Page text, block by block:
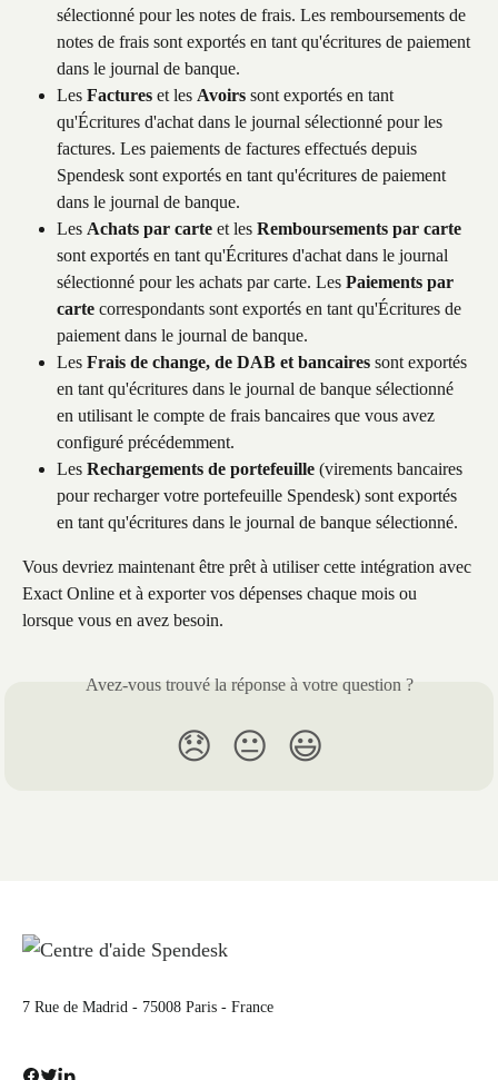
sélectionné pour les notes de frais. Les remboursements de
notes de frais sont exportés en tant qu'écritures de paiement
dans le journal de banque.
Les Factures et les Avoirs sont exportés en tant
qu'Écritures d'achat dans le journal sélectionné pour les
factures. Les paiements de factures effectués depuis
Spendesk sont exportés en tant qu'écritures de paiement
dans le journal de banque.
Les Achats par carte et les Remboursements par carte
sont exportés en tant qu'Écritures d'achat dans le journal
sélectionné pour les achats par carte. Les Paiements par
carte correspondants sont exportés en tant qu'Écritures de
paiement dans le journal de banque.
Les Frais de change, de DAB et bancaires sont exportés
en tant qu'écritures dans le journal de banque sélectionné
en utilisant le compte de frais bancaires que vous avez
configuré précédemment.
Les Rechargements de portefeuille (virements bancaires
pour recharger votre portefeuille Spendesk) sont exportés
en tant qu'écritures dans le journal de banque sélectionné.
Vous devriez maintenant être prêt à utiliser cette intégration avec
Exact Online et à exporter vos dépenses chaque mois ou
lorsque vous en avez besoin.
Avez-vous trouvé la réponse à votre question ?
😞 😐 😃
7 Rue de Madrid - 75008 Paris - France